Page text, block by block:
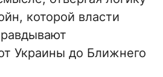
которой власти
Украины до Ближнего